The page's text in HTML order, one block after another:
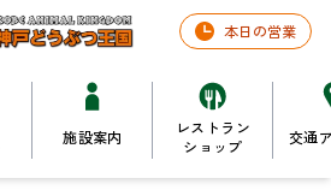
本日の営業
施設案内
レストラン
ショップ
交通